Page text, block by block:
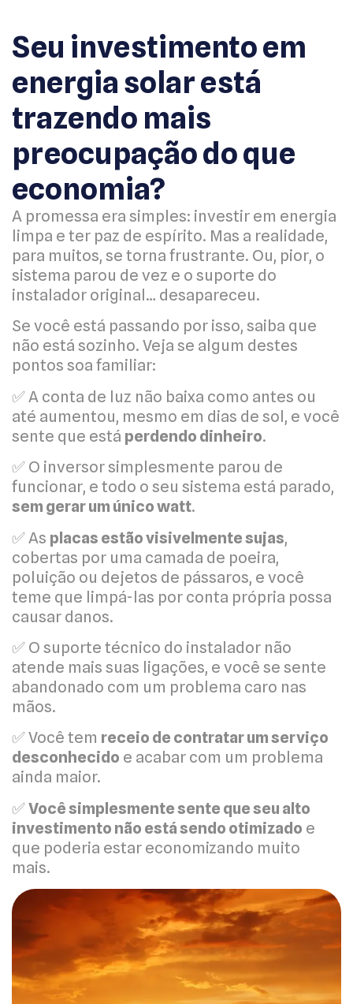
Seu investimento em
energia solar está
trazendo mais
preocupação do que
economia?
A promessa era simples: investir em energia
limpa e ter paz de espírito. Mas a realidade,
para muitos, se torna frustrante. Ou, pior, o
sistema parou de vez e o suporte do
instalador original… desapareceu.
Se você está passando por isso, saiba que
não está sozinho. Veja se algum destes
pontos soa familiar:
✅ A conta de luz não baixa como antes ou
até aumentou, mesmo em dias de sol, e você
sente que está perdendo dinheiro.
✅ O inversor simplesmente parou de
funcionar, e todo o seu sistema está parado,
sem gerar um único watt.
✅ As placas estão visivelmente sujas,
cobertas por uma camada de poeira,
poluição ou dejetos de pássaros, e você
teme que limpá-las por conta própria possa
causar danos.
✅ O suporte técnico do instalador não
atende mais suas ligações, e você se sente
abandonado com um problema caro nas
mãos.
✅ Você tem receio de contratar um serviço
desconhecido e acabar com um problema
ainda maior.
✅Você simplesmente sente que seu alto
investimento não está sendo otimizado e
que poderia estar economizando muito
mais.